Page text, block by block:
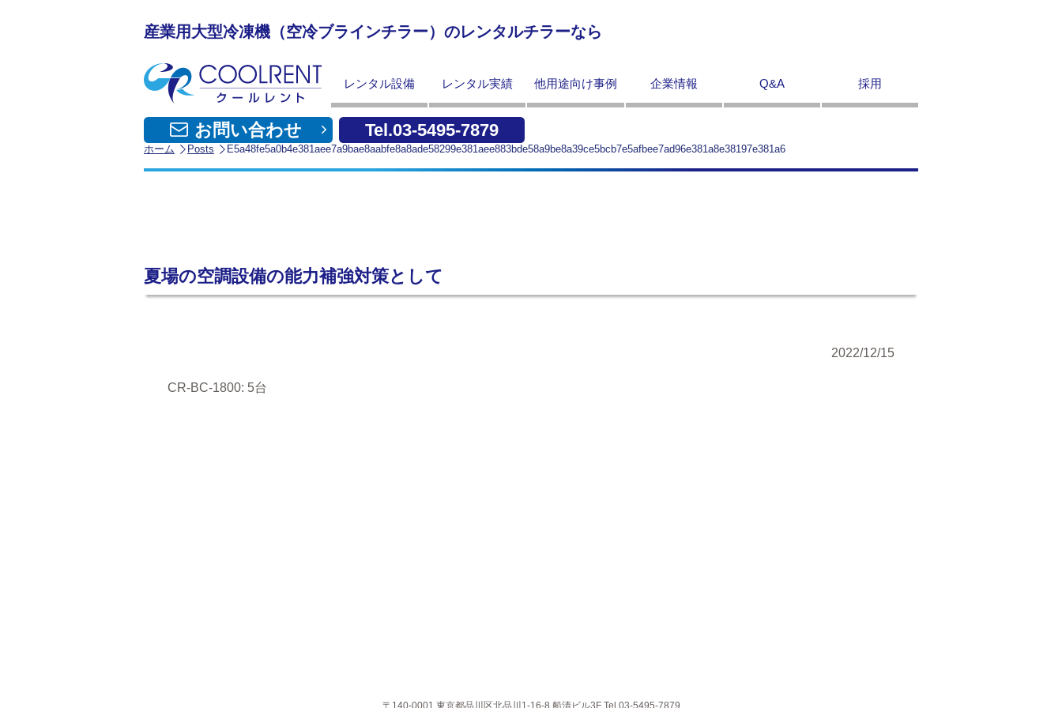
産業用大型冷凍機（空冷ブラインチラー）のレンタルチラーなら
レンタル設備 レンタル実績 他用途向け事例 企業情報 Q&A 採用
お問い合わせ Tel.03-5495-7879
ホーム Posts E5a48fe5a0b4e381aee7a9bae8aabfe8a8ade58299e381aee883bde58a9be8a39ce5bcb7e5afbee7ad96e381a8e38197e381a6
夏場の空調設備の能力補強対策として
2022/12/15
CR-BC-1800: 5台
〒140-0001 東京都品川区北品川1-16-8 船清ビル3F Tel.03-5495-7879